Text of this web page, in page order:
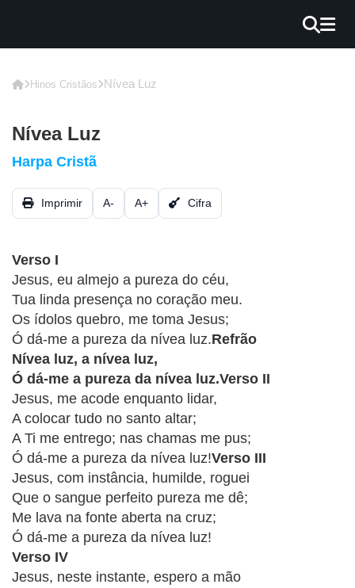
GRÁTIS
GUITAR
CIFRA
VÍDEO
HINOS
CRISTÃOS
TEORIA
MUSICAL
MINI
DOC
REVIEW
PLAYBACK
Hinos Cristãos Nívea Luz
Nívea Luz
Harpa Cristã
Imprimir A- A+ Cifra
Verso I
Jesus, eu almejo a pureza do céu,
Tua linda presença no coração meu.
Os ídolos quebro, me toma Jesus;
Ó dá-me a pureza da nívea luz.Refrão
Nívea luz, a nívea luz,
Ó dá-me a pureza da nívea luz.Verso II
Jesus, me acode enquanto lidar,
A colocar tudo no santo altar;
A Ti me entrego; nas chamas me pus;
Ó dá-me a pureza da nívea luz!Verso III
Jesus, com instância, humilde, roguei
Que o sangue perfeito pureza me dê;
Me lava na fonte aberta na cruz;
Verso IV
Jesus, neste instante, espero a mão